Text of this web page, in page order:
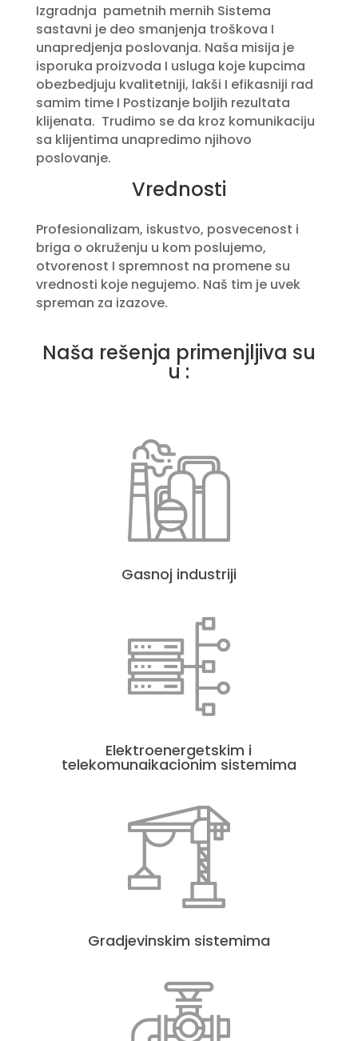
Izgradnja pametnih mernih Sistema
sastavni je deo smanjenja troškova I
unapredjenja poslovanja. Naša misija je
isporuka proizvoda I usluga koje kupcima
obezbedjuju kvalitetniji, lakši I efikasniji rad
samim time I Postizanje boljih rezultata
klijenata. Trudimo se da kroz komunikaciju
sa klijentima unapredimo njihovo
poslovanje.
Vrednosti
Profesionalizam, iskustvo, posvecenost i
briga o okruženju u kom poslujemo,
otvorenost I spremnost na promene su
vrednosti koje negujemo. Naš tim je uvek
spreman za izazove.
Naša rešenja primenjljiva su
u :
Gasnoj industriji
Elektroenergetskim i
telekomunaikacionim sistemima
Gradjevinskim sistemima